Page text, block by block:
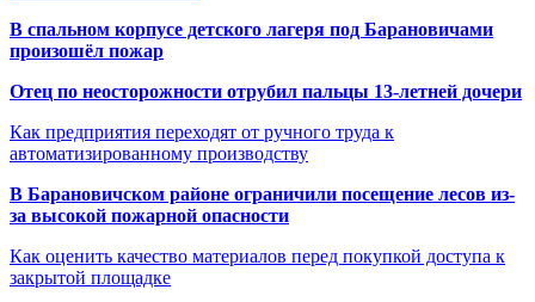
В спальном корпусе детского лагеря под Барановичами
произошёл пожар
Отец по неосторожности отрубил пальцы 13-летней дочери
Как предприятия переходят от ручного труда к
автоматизированному производству
В Барановичском районе ограничили посещение лесов из-
за высокой пожарной опасности
Как оценить качество материалов перед покупкой доступа к
закрытой площадке